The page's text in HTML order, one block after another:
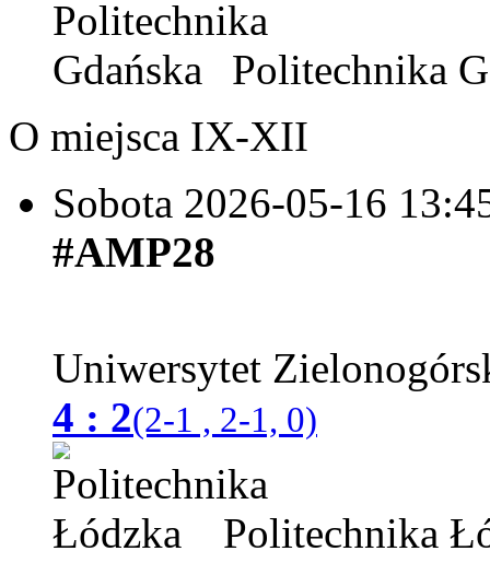
Politechnika
O miejsca IX-XII
Sobota 2026-05-16
#AMP28
Uniwersytet
4 : 2(2-1 , 2-1, 0)
Politechnika